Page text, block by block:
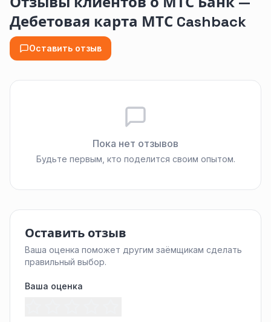
Дебетовая карта МТС Cashback
Оставить отзыв
Пока нет отзывов
Будьте первым, кто поделится своим опытом.
Оставить отзыв
Ваша оценка поможет другим заёмщикам сделать
правильный выбор.
Ваша оценка